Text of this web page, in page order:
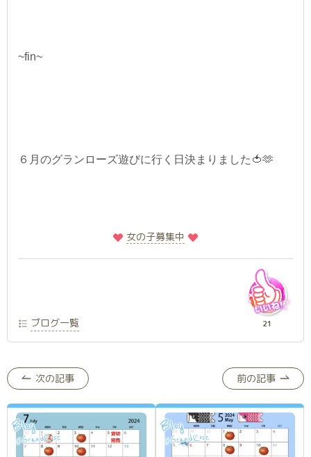
~fin~
６月のグランローズ遊びに行く日決まりました🍅🫶
️女の子募集中
ブログ一覧 21
次の記事
Blog
@GrandRose
前の記事
Blog
@GrandRose